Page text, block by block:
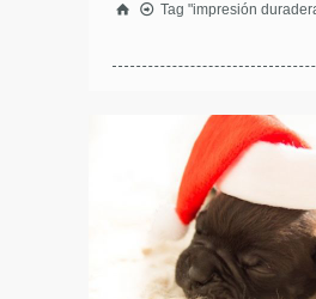
Tag "impresión